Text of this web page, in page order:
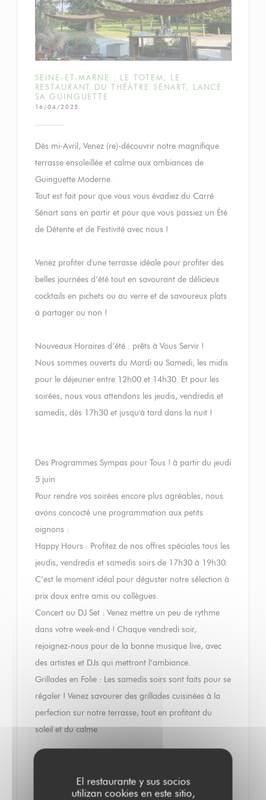
El restaurante y sus socios
utilizan cookies en este sitio,
SEINE-ET-MARNE : LE TOTEM, LE
RESTAURANT DU THÉÂTRE SÉNART, LANCE
SA GUINGUETTE
16/04/2025
Dès mi-Avril, Venez (re)-découvrir notre magnifique
terrasse ensoleillée et calme aux ambiances de
Guinguette Moderne.
Tout est fait pour que vous vous évadiez du Carré
Sénart sans en partir et pour que vous passiez un Été
de Détente et de Festivité avec nous !
Venez profiter d'une terrasse idéale pour profiter des
belles journées d’été tout en savourant de délicieux
cocktails en pichets ou au verre et de savoureux plats
à partager ou non !
Nouveaux Horaires d’été : prêts à Vous Servir !
Nous sommes ouverts du Mardi au Samedi, les midis
pour le déjeuner entre 12h00 et 14h30. Et pour les
soirées, nous vous attendons les jeudis, vendredis et
samedis, dès 17h30 et jusqu'à tard dans la nuit !
Des Programmes Sympas pour Tous ! à partir du jeudi
5 juin
Pour rendre vos soirées encore plus agréables, nous
avons concocté une programmation aux petits
oignons :
Happy Hours : Profitez de nos offres spéciales tous les
jeudis, vendredis et samedis soirs de 17h30 à 19h30.
C’est le moment idéal pour déguster notre sélection à
prix doux entre amis ou collègues.
Concert ou DJ Set : Venez mettre un peu de rythme
dans votre week-end ! Chaque vendredi soir,
rejoignez-nous pour de la bonne musique live, avec
des artistes et DJs qui mettront l’ambiance.
Grillades en Folie : Les samedis soirs sont faits pour se
régaler ! Venez savourer des grillades cuisinées à la
perfection sur notre terrasse, tout en profitant du
soleil et du calme
Vous souhaitez célébrer un anniversaire, un pot de
départ ou tout autre événement spécial ? Le TOTEM